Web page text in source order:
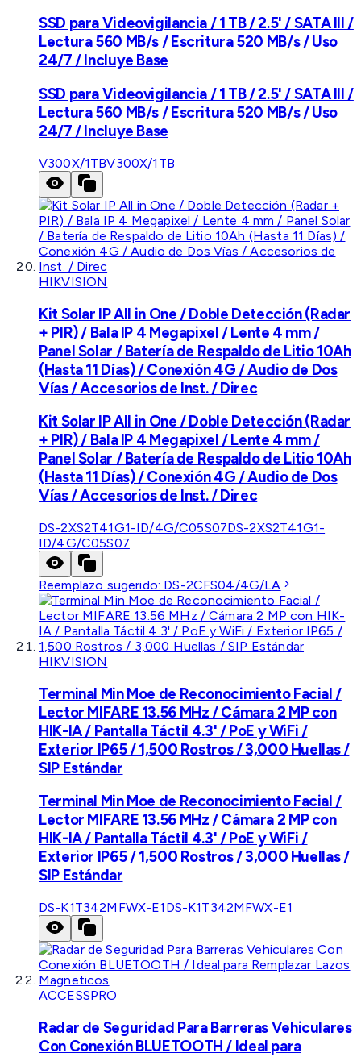
SSD para Videovigilancia / 1 TB / 2.5' / SATA III /
Lectura 560 MB/s / Escritura 520 MB/s / Uso
24/7 / Incluye Base
SSD para Videovigilancia / 1 TB / 2.5' / SATA III /
Lectura 560 MB/s / Escritura 520 MB/s / Uso
24/7 / Incluye Base
V300X/1TBV300X/1TB
HIKVISION
Kit Solar IP All in One / Doble Detección (Radar
+ PIR) / Bala IP 4 Megapixel / Lente 4 mm /
Panel Solar / Batería de Respaldo de Litio 10Ah
(Hasta 11 Días) / Conexión 4G / Audio de Dos
Vías / Accesorios de Inst. / Direc
Kit Solar IP All in One / Doble Detección (Radar
+ PIR) / Bala IP 4 Megapixel / Lente 4 mm /
Panel Solar / Batería de Respaldo de Litio 10Ah
(Hasta 11 Días) / Conexión 4G / Audio de Dos
Vías / Accesorios de Inst. / Direc
DS-2XS2T41G1-ID/4G/C05S07DS-2XS2T41G1-
ID/4G/C05S07
Reemplazo sugerido: DS-2CFS04/4G/LA
HIKVISION
Terminal Min Moe de Reconocimiento Facial /
Lector MIFARE 13.56 MHz / Cámara 2 MP con
HIK-IA / Pantalla Táctil 4.3' / PoE y WiFi /
Exterior IP65 / 1,500 Rostros / 3,000 Huellas /
SIP Estándar
Terminal Min Moe de Reconocimiento Facial /
Lector MIFARE 13.56 MHz / Cámara 2 MP con
HIK-IA / Pantalla Táctil 4.3' / PoE y WiFi /
Exterior IP65 / 1,500 Rostros / 3,000 Huellas /
SIP Estándar
DS-K1T342MFWX-E1 DS-K1T342MFWX-E1
ACCESSPRO
Radar de Seguridad Para Barreras Vehiculares
Con Conexión BLUETOOTH / Ideal para